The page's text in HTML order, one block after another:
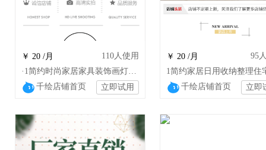
￥ 20 /月 110人使用
·1简约时尚家居家具装饰画灯饰通用装修模板
千绘店铺首页
立即试用
￥ 20 /月 95
千绘店铺首页 立即